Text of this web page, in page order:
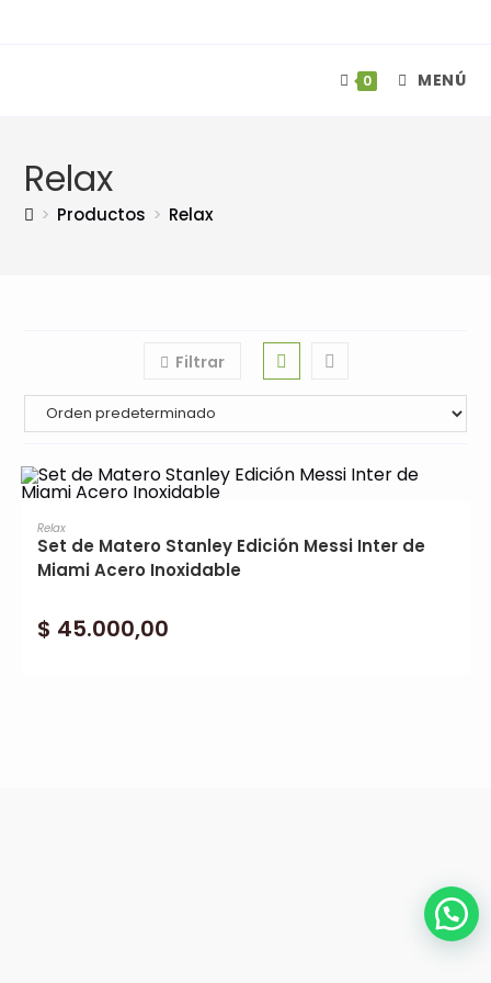
0 MENÚ
Relax
> Productos > Relax
Filtrar
Relax
Set de Matero Stanley Edición Messi Inter de
Miami Acero Inoxidable
$ 45.000,00